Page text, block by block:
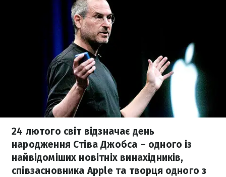
24 лютого світ відзначає день
народження Стіва Джобса – одного із
найвідоміших новітніх винахідників,
співзасновника Apple та творця одного з